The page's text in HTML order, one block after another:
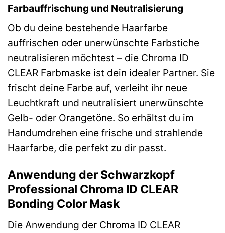
Farbauffrischung und Neutralisierung
Ob du deine bestehende Haarfarbe
auffrischen oder unerwünschte Farbstiche
neutralisieren möchtest – die Chroma ID
CLEAR Farbmaske ist dein idealer Partner. Sie
frischt deine Farbe auf, verleiht ihr neue
Leuchtkraft und neutralisiert unerwünschte
Gelb- oder Orangetöne. So erhältst du im
Handumdrehen eine frische und strahlende
Haarfarbe, die perfekt zu dir passt.
Anwendung der Schwarzkopf
Professional Chroma ID CLEAR
Bonding Color Mask
Die Anwendung der Chroma ID CLEAR